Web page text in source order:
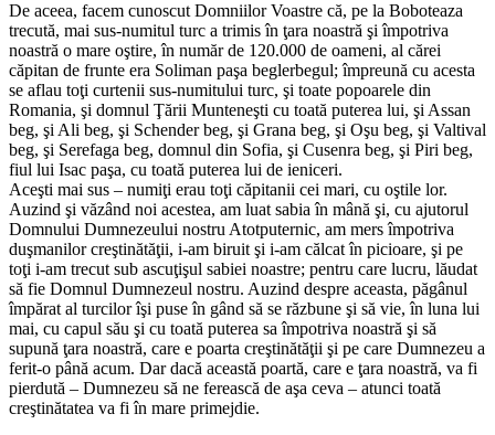
De aceea, facem cunoscut Domniilor Voastre că, pe la Boboteaza
trecută, mai sus-numitul turc a trimis în ţara noastră şi împotriva
noastră o mare oştire, în număr de 120.000 de oameni, al cărei
căpitan de frunte era Soliman paşa beglerbegul; împreună cu acesta
se aflau toţi curtenii sus-numitului turc, şi toate popoarele din
Romania, şi domnul Ţării Munteneşti cu toată puterea lui, şi Assan
beg, şi Ali beg, şi Schender beg, şi Grana beg, şi Oşu beg, şi Valtival
beg, şi Serefaga beg, domnul din Sofia, şi Cusenra beg, şi Piri beg,
fiul lui Isac paşa, cu toată puterea lui de ieniceri.
Aceşti mai sus – numiţi erau toţi căpitanii cei mari, cu oştile lor.
Auzind şi văzând noi acestea, am luat sabia în mână şi, cu ajutorul
Domnului Dumnezeului nostru Atotputernic, am mers împotriva
duşmanilor creştinătăţii, i-am biruit şi i-am călcat în picioare, şi pe
toţi i-am trecut sub ascuţişul sabiei noastre; pentru care lucru, lăudat
să fie Domnul Dumnezeul nostru. Auzind despre aceasta, păgânul
împărat al turcilor îşi puse în gând să se răzbune şi să vie, în luna lui
mai, cu capul său şi cu toată puterea sa împotriva noastră şi să
supună ţara noastră, care e poarta creştinătăţii şi pe care Dumnezeu a
ferit-o până acum. Dar dacă această poartă, care e ţara noastră, va fi
pierdută – Dumnezeu să ne ferească de aşa ceva – atunci toată
creştinătatea va fi în mare primejdie.